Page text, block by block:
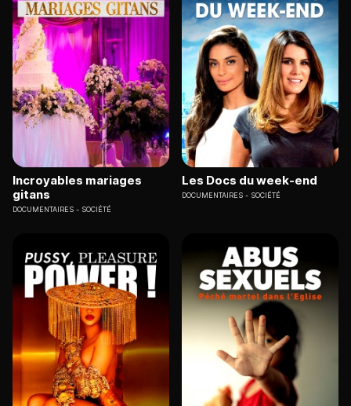
Incroyables mariages
gitans
DOCUMENTAIRES SOCIÉTÉ
Les Docs du week-end
DOCUMENTAIRES SOCIÉTÉ